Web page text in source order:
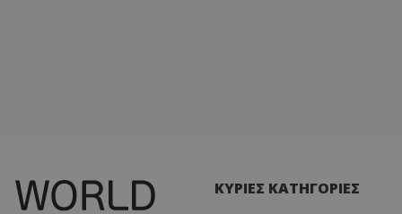
ΚΥΡΙΕΣ ΚΑΤΗΓΟΡΙΕΣ